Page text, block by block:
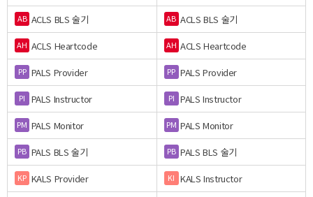
AB ACLS BLS 술기 AB ACLS BLS 술기
AH ACLS Heartcode AH ACLS Heartcode
PP PALS Provider PP PALS Provider
PI PALS Instructor PI PALS Instructor
PM PALS Monitor PM PALS Monitor
PB PALS BLS 술기 PB PALS BLS 술기
KP KALS Provider KI KALS Instructor